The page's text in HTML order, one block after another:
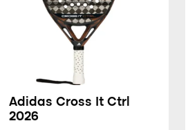
Adidas Cross It Ctrl
2026